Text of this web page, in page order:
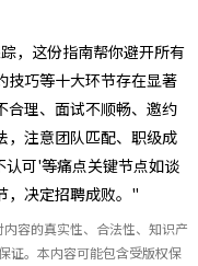
，这份指南帮你避开所有
技巧等十大环节存在显著
合理、面试不顺畅、邀约
，注意团队匹配、职级成
可'等痛点关键节点如谈
，决定招聘成败。"
容的真实性、合法性、知识产
证。本内容可能包含受版权保